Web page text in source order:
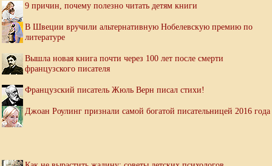
9 причин, почему полезно читать детям книги
В Швеции вручили альтернативную Нобелевскую премию по
литературе
Вышла новая книга почти через 100 лет после смерти
французского писателя
Французский писатель Жюль Верн писал стихи!
Джоан Роулинг признали самой богатой писательницей 2016 года